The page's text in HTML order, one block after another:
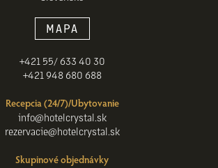
MAPA
+421 55/ 633 40 30
+421 948 680 688
Recepcia (24/7)/Ubytovanie
info@hotelcrystal.sk
rezervacie@hotelcrystal.sk
Skupinové objednávky